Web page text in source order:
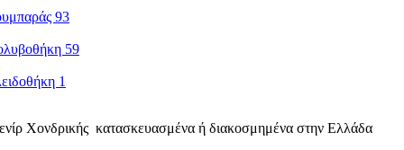
Χονδρικής κατασκευασμένα ή διακοσμημένα στην Ελλάδα